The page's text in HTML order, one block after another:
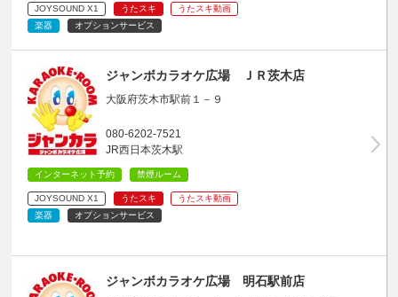
JOYSOUND X1 うたスキ
うたスキ動画
楽器
オプションサービス
ジャンボカラオケ広場 ＪＲ茨木店
大阪府茨木市駅前１－９
080-6202-7521
JR西日本茨木駅
インターネット予約 禁煙ルーム
JOYSOUND X1 うたスキ
うたスキ動画
楽器
オプションサービス
ジャンボカラオケ広場 明石駅前店